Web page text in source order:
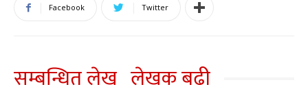
Facebook Twitter
सम्बन्धित लेख लेखक बढी